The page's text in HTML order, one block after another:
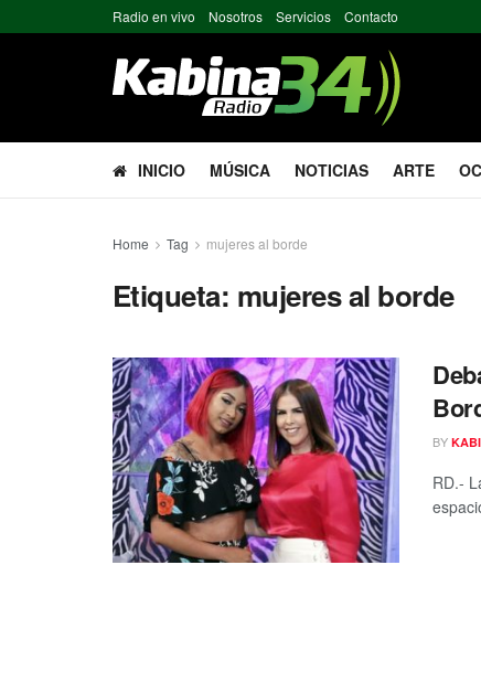
Radio en vivo Nosotros Servicios Contacto
INICIO MÚSICA NOTICIAS ARTE
Home Tag mujeres al borde
Etiqueta: mujeres al borde
BY
RD.-